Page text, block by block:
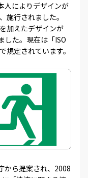
人によりデザインが
施行されました。
加えたデザインが
した。現在は「ISO
定されています。
から提案され、2008